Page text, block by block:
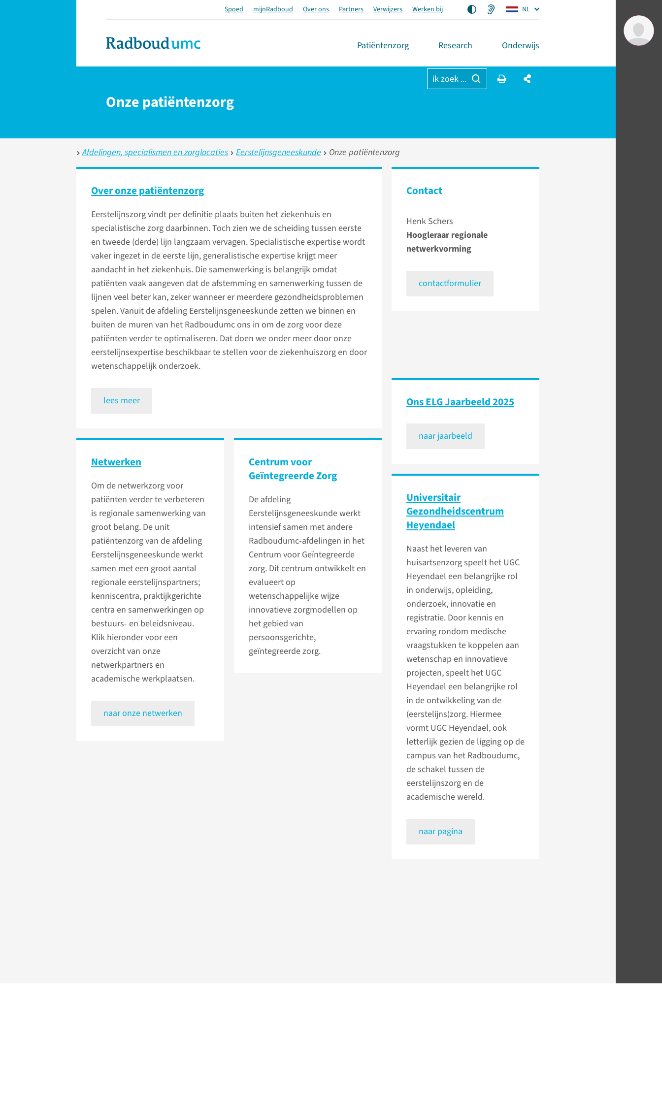
Spoed mijnRadboud Over ons Partners Verwijzers Werken bij NL
Patiëntenzorg Research Onderwijs
ik zoek ...
Onze patiëntenzorg
Afdelingen, specialismen en zorglocaties Eerstelijnsgeneeskunde Onze patiëntenzorg
Over onze patiëntenzorg
Eerstelijnszorg vindt per definitie plaats buiten het ziekenhuis en
specialistische zorg daarbinnen. Toch zien we de scheiding tussen eerste
en tweede (derde) lijn langzaam vervagen. Specialistische expertise wordt
vaker ingezet in de eerste lijn, generalistische expertise krijgt meer
aandacht in het ziekenhuis. Die samenwerking is belangrijk omdat
patiënten vaak aangeven dat de afstemming en samenwerking tussen de
lijnen veel beter kan, zeker wanneer er meerdere gezondheidsproblemen
spelen. Vanuit de afdeling Eerstelijnsgeneeskunde zetten we binnen en
buiten de muren van het Radboudumc ons in om de zorg voor deze
patiënten verder te optimaliseren. Dat doen we onder meer door onze
eerstelijnsexpertise beschikbaar te stellen voor de ziekenhuiszorg en door
wetenschappelijk onderzoek.
lees meer
Contact
Henk Schers
Hoogleraar regionale
netwerkvorming
contactformulier
Ons ELG Jaarbeeld 2025
naar jaarbeeld
Netwerken
Om de netwerkzorg voor
patiënten verder te verbeteren
is regionale samenwerking van
groot belang. De unit
patiëntenzorg van de afdeling
Eerstelijnsgeneeskunde werkt
samen met een groot aantal
regionale eerstelijnspartners;
kenniscentra, praktijkgerichte
centra en samenwerkingen op
bestuurs- en beleidsniveau.
Klik hieronder voor een
overzicht van onze
netwerkpartners en
academische werkplaatsen.
naar onze netwerken
Centrum voor
Geïntegreerde Zorg
De afdeling
Eerstelijnsgeneeskunde werkt
intensief samen met andere
Radboudumc-afdelingen in het
Centrum voor Geïntegreerde
zorg. Dit centrum ontwikkelt en
evalueert op
wetenschappelijke wijze
innovatieve zorgmodellen op
het gebied van
persoonsgerichte,
geïntegreerde zorg.
Universitair
Gezondheidscentrum
Heyendael
Naast het leveren van
huisartsenzorg speelt het UGC
Heyendael een belangrijke rol
in onderwijs, opleiding,
onderzoek, innovatie en
registratie. Door kennis en
ervaring rondom medische
vraagstukken te koppelen aan
wetenschap en innovatieve
projecten, speelt het UGC
Heyendael een belangrijke rol
in de ontwikkeling van de
(eerstelijns)zorg. Hiermee
vormt UGC Heyendael, ook
letterlijk gezien de ligging op de
campus van het Radboudumc,
de schakel tussen de
eerstelijnszorg en de
academische wereld.
naar pagina